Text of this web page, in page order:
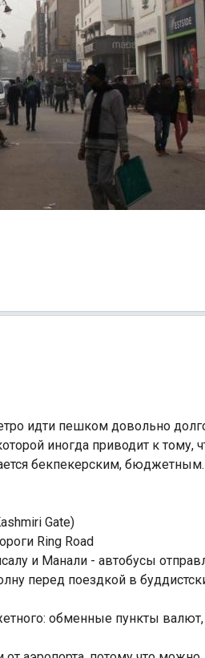
идти пешком довольно
иногда приводит к тому,
бекпекерским, бюджетным.
Gate)
Ring Road
и Манали - автобусы
перед поездкой в
обменные пункты